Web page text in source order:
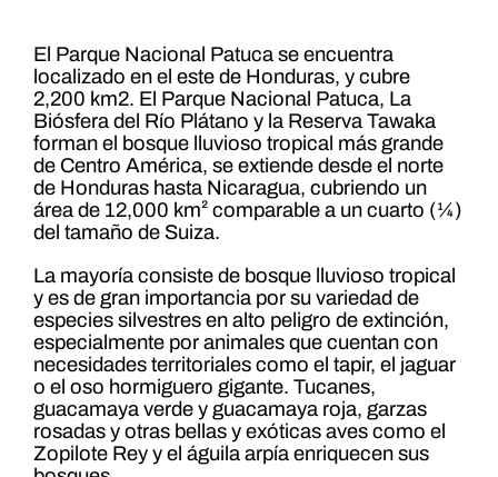
El Parque Nacional Patuca se encuentra
localizado en el este de Honduras, y cubre
2,200 km2. El Parque Nacional Patuca, La
Biósfera del Río Plátano y la Reserva Tawaka
forman el bosque lluvioso tropical más grande
de Centro América, se extiende desde el norte
de Honduras hasta Nicaragua, cubriendo un
área de 12,000 km² comparable a un cuarto (¼)
del tamaño de Suiza.
La mayoría consiste de bosque lluvioso tropical
y es de gran importancia por su variedad de
especies silvestres en alto peligro de extinción,
especialmente por animales que cuentan con
necesidades territoriales como el tapir, el jaguar
o el oso hormiguero gigante. Tucanes,
guacamaya verde y guacamaya roja, garzas
rosadas y otras bellas y exóticas aves como el
Zopilote Rey y el águila arpía enriquecen sus